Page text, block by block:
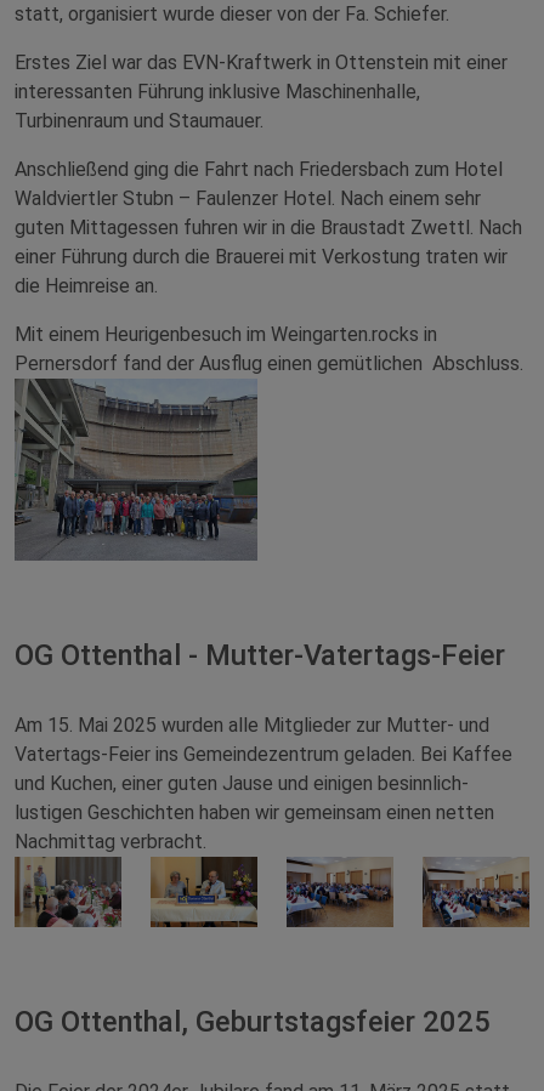
statt, organisiert wurde dieser von der Fa. Schiefer.
Erstes Ziel war das EVN-Kraftwerk in Ottenstein mit einer
interessanten Führung inklusive Maschinenhalle,
Turbinenraum und Staumauer.
Anschließend ging die Fahrt nach Friedersbach zum Hotel
Waldviertler Stubn – Faulenzer Hotel. Nach einem sehr
guten Mittagessen fuhren wir in die Braustadt Zwettl. Nach
einer Führung durch die Brauerei mit Verkostung traten wir
die Heimreise an.
Mit einem Heurigenbesuch im Weingarten.rocks in
Pernersdorf fand der Ausflug einen gemütlichen Abschluss.
OG Ottenthal - Mutter-Vatertags-Feier
Am 15. Mai 2025 wurden alle Mitglieder zur Mutter- und
Vatertags-Feier ins Gemeindezentrum geladen. Bei Kaffee
und Kuchen, einer guten Jause und einigen besinnlich-
lustigen Geschichten haben wir gemeinsam einen netten
Nachmittag verbracht.
OG Ottenthal, Geburtstagsfeier 2025